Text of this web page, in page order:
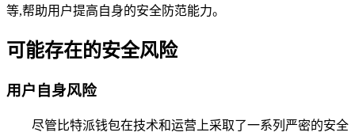
等,帮助用户提高自身的安全防范能力。
可能存在的安全风险
用户自身风险
尽管比特派钱包在技术和运营上采取了一系列严密的安全